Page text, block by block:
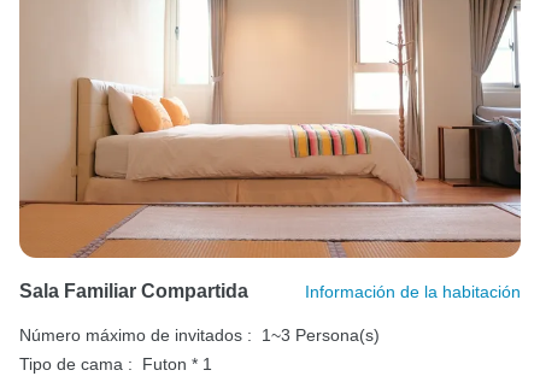
Sala Familiar Compartida Información de la habitación
Número máximo de invitados :
1~3 Persona(s)
Tipo de cama :
Futon * 1